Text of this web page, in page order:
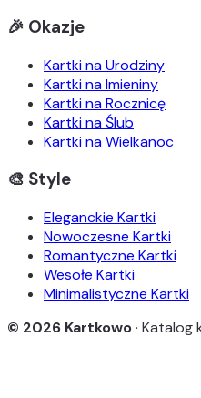
🎉 Okazje
Kartki na Urodziny
Kartki na Imieniny
Kartki na Rocznicę
Kartki na Ślub
Kartki na Wielkanoc
🎨 Style
Eleganckie Kartki
Nowoczesne Kartki
Romantyczne Kartki
Wesołe Kartki
Minimalistyczne Kartki
© 2026 Kartkowo·